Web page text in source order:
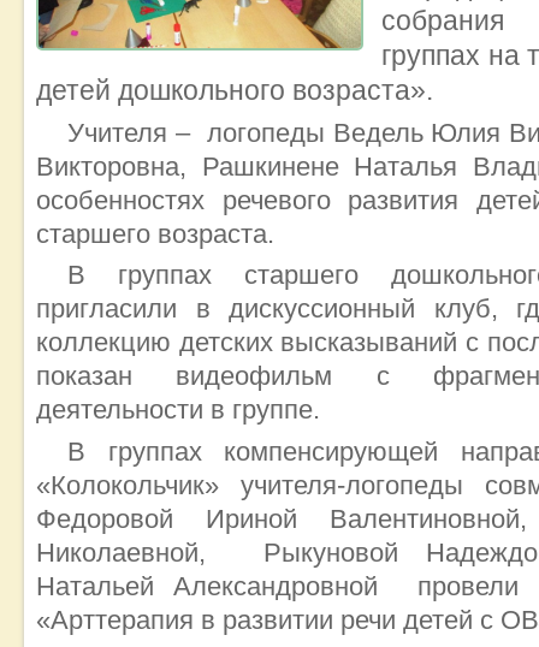
группах на
детей дошкольного возраста».
Учителя – логопеды Ведель Юлия
Викторовна, Рашкинене Наталья
особенностях речевого развития
старшего возраста.
В группах старшего
пригласили в дискуссионный клуб,
коллекцию детских высказываний с
показан видеофильм с
деятельности в группе.
В группах компенсирующей
«Колокольчик» учителя-логопеды
Федоровой Ириной
Николаевной, Рыкуновой
Натальей Александровной провели
«Арттерапия в развитии речи детей с